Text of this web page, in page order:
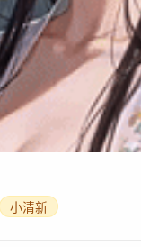
小清新